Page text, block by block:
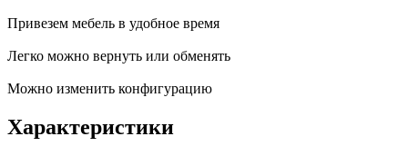
Привезем мебель в удобное время
Легко можно вернуть или обменять
Можно изменить конфигурацию
Характеристики